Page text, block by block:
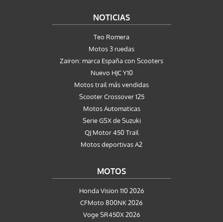
NOTICIAS
Teo Romera
Motos 3 ruedas
Zairon: marca España con Scooters
Nuevo HJC Y10
Motos trail más vendidas
Scooter Crossover 125
Motos Automaticas
Serie GSX de Suzuki
QJ Motor 450 Trail
Motos deportivas A2
MOTOS
Honda Vision 110 2026
CFMoto 800NK 2026
Voge SR450X 2026